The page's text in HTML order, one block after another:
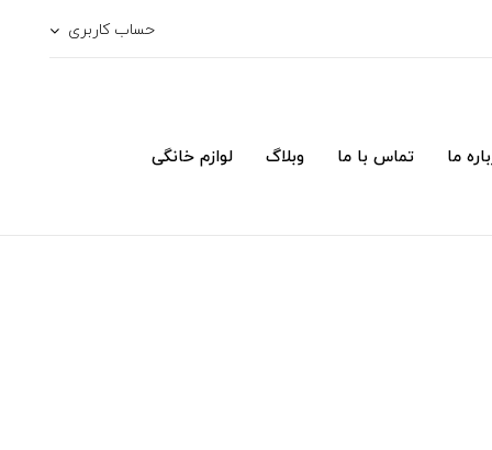
حساب کاربری
ما تماس با ما وبلاگ لوازم خانگی